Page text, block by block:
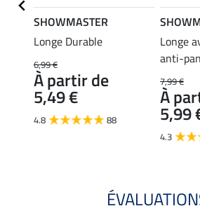
SHOWMASTER
Longe Durable
6,99 €
À partir de
5,49 €
4.8 88
Longe
anti-
7,99 €
À
5,99
4.3